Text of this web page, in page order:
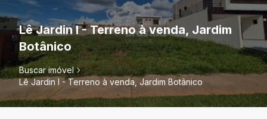
Lê Jardin I - Terreno à venda, Jardim
Botânico
Buscar imóvel
Lê Jardin I - Terreno à venda, Jardim Botânico